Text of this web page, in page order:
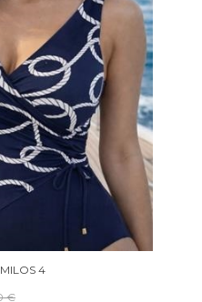
4
€